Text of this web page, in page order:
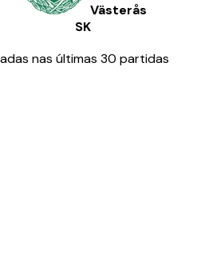
Västerås
SK
nas últimas 30 partidas